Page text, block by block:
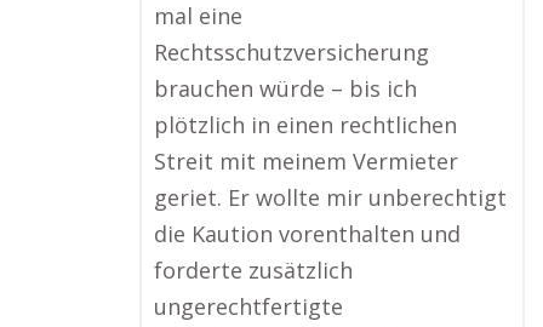
mal eine
Rechtsschutzversicherung
brauchen würde – bis ich
plötzlich in einen rechtlichen
Streit mit meinem Vermieter
geriet. Er wollte mir unberechtigt
die Kaution vorenthalten und
forderte zusätzlich
ungerechtfertigte